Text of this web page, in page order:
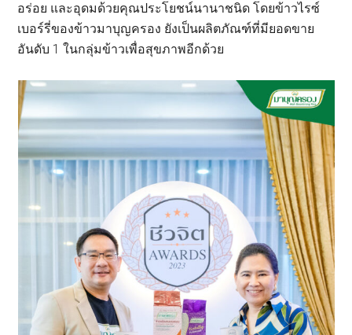
อร่อย และอุดมด้วยคุณประโยชน์นานาชนิด โดยข้าวไรซ์
เบอร์รี่ของข้าวมาบุญครอง ยังเป็นผลิตภัณฑ์ที่มียอดขาย
อันดับ 1 ในกลุ่มข้าวเพื่อสุขภาพอีกด้วย